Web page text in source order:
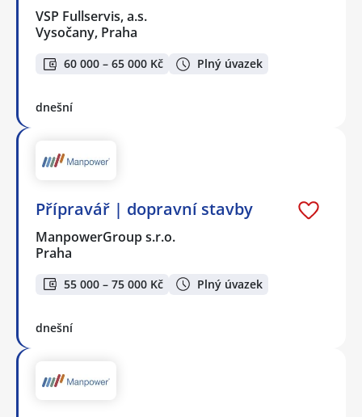
VSP Fullservis, a.s.
Vysočany, Praha
60 000 – 65 000 Kč Plný úvazek
dnešní
Přípravář | dopravní stavby
ManpowerGroup s.r.o.
Praha
55 000 – 75 000 Kč Plný úvazek
dnešní